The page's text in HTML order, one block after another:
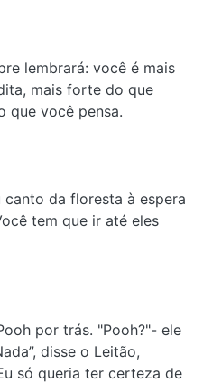
lembrará: você é mais
mais forte do que
que você pensa.
da floresta à espera
tem que ir até eles
por trás. "Pooh?"- ele
disse o Leitão,
só queria ter certeza de